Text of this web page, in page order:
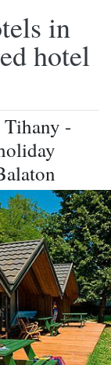
in
hotel
-